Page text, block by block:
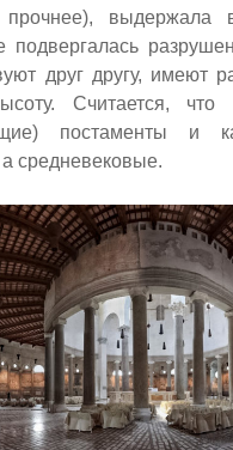
выдержала
подвергалась
друг другу, имеют
Считается,
постаменты и
средневековые.